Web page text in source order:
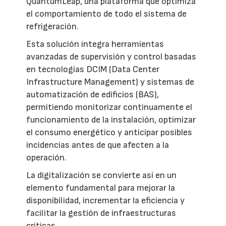
el comportamiento de todo el sistema de
refrigeración.
Esta solución integra herramientas
avanzadas de supervisión y control basadas
en tecnologías DCIM (Data Center
Infrastructure Management) y sistemas de
automatización de edificios (BAS),
permitiendo monitorizar continuamente el
funcionamiento de la instalación, optimizar
el consumo energético y anticipar posibles
incidencias antes de que afecten a la
operación.
La digitalización se convierte así en un
elemento fundamental para mejorar la
disponibilidad, incrementar la eficiencia y
facilitar la gestión de infraestructuras